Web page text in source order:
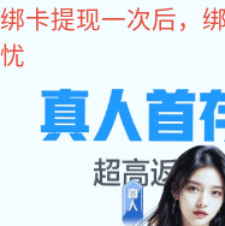
狗子28